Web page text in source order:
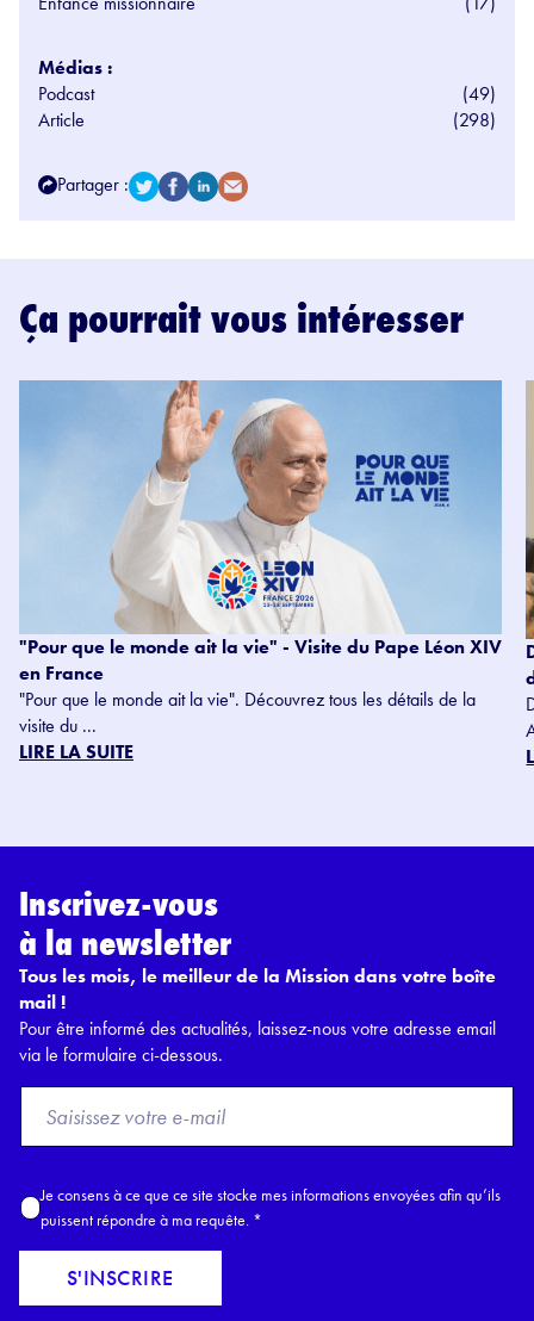
Médias :
Podcast
(49)
Article
(298)
Partager :
Ça pourrait vous intéresser
"Pour que le monde ait la vie" - Visite du Pape Léon XIV
en France
"Pour que le monde ait la vie". Découvrez tous les détails de la
visite du ...
LIRE LA SUITE
Inscrivez-vous
à la newsletter
Tous les mois, le meilleur de la Mission dans votre boîte
mail !
Pour être informé des actualités, laissez-nous votre adresse email
via le formulaire ci-dessous.
o
E
m
a
l
A
c
c
Je consens à ce que ce site stocke mes informations envoyées afin qu’ils
puissent répondre à ma requête. *
S'INSCRIRE